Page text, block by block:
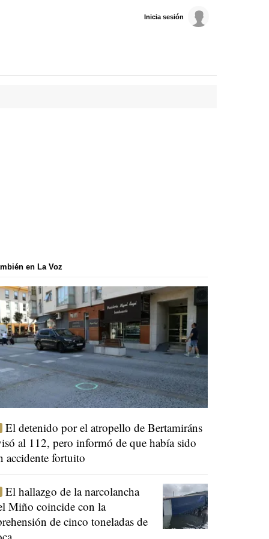
Inicia sesión
en La Voz
El detenido por el atropello de Bertamiráns
al 112, pero informó de que había sido
accidente fortuito
El hallazgo de la narcolancha
Miño coincide con la
de cinco toneladas de